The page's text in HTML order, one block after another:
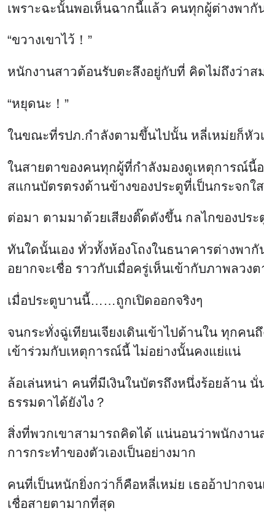
เพราะฉะนั้นพอเห็นฉากนี้แล้ว คนทุกผู้ต่างพากั
“ขวางเขาไว้！”
หนักงานสาวต้อนรับตะลึงอยู่กับที่ คิดไม่ถึงว่าส
“หยุดนะ！”
ในขณะที่รปภ.กำลังตามขึ้นไปนั้น หลี่เหม่ยก็หัวเ
ในสายตาของคนทุกผู้ที่กำลังมองดูเหตุการณ์นี้
สแกนบัตรตรงด้านข้างของประตูที่เป็นกระจกใส
ต่อมา ตามมาด้วยเสียงติ๊ดดังขึ้น กลไกของปร
ทันใดนั้นเอง ทั่วทั้งห้องโถงในธนาคารต่างพา
อยากจะเชื่อ ราวกับเมื่อครู่เห็นเข้ากับภาพลวงต
เมื่อประตูบานนี้……ถูกเปิดออกจริงๆ
จนกระทั่งฉู่เทียนเจียงเดินเข้าไปด้านใน ทุกค
เข้าร่วมกับเหตุการณ์นี้ ไม่อย่างนั้นคงแย่แน่
ล้อเล่นหน่า คนที่มีเงินในบัตรถึงหนึ่งร้อยล้าน
ธรรมดาได้ยังไง？
สิ่งที่พวกเขาสามารถคิดได้ แน่นอนว่าพนักงาน
การกระทำของตัวเองเป็นอย่างมาก
คนที่เป็นหนักยิ่งกว่าก็คือหลี่เหม่ย เธออ้าปากจ
เชื่อสายตามากที่สุด